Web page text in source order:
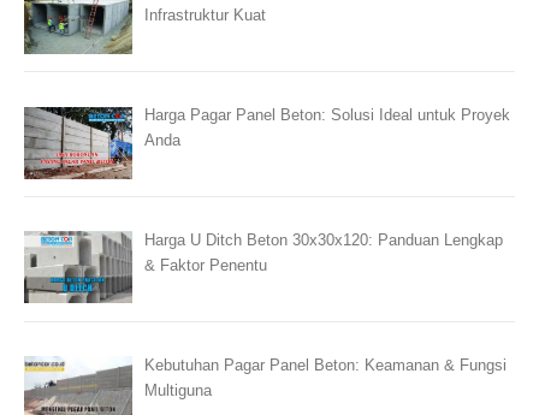
Infrastruktur Kuat
Harga Pagar Panel Beton: Solusi Ideal untuk Proyek
Anda
Harga U Ditch Beton 30x30x120: Panduan Lengkap
& Faktor Penentu
Kebutuhan Pagar Panel Beton: Keamanan & Fungsi
Multiguna